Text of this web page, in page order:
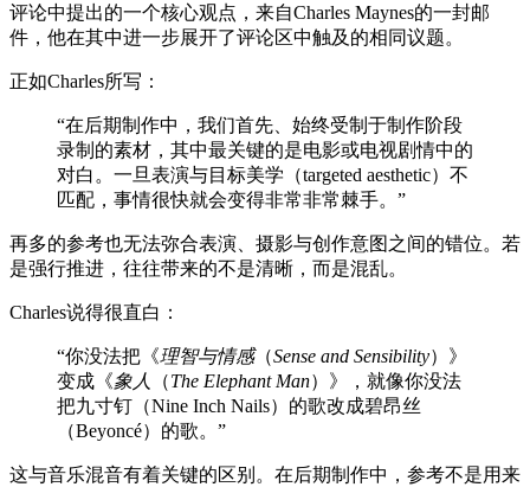
评论中提出的一个核心观点，来自Charles Maynes的一封邮
件，他在其中进一步展开了评论区中触及的相同议题。
正如Charles所写：
“在后期制作中，我们首先、始终受制于制作阶段
录制的素材，其中最关键的是电影或电视剧情中的
对白。一旦表演与目标美学（targeted aesthetic）不
匹配，事情很快就会变得非常非常棘手。”
再多的参考也无法弥合表演、摄影与创作意图之间的错位。若
是强行推进，往往带来的不是清晰，而是混乱。
Charles说得很直白：
“你没法把《理智与情感（Sense and Sensibility）》
变成《象人 （The Elephant Man）》，就像你没法
把九寸钉（Nine Inch Nails）的歌改成碧昂丝
（Beyoncé）的歌。”
这与音乐混音有着关键的区别。在后期制作中，参考不是用来